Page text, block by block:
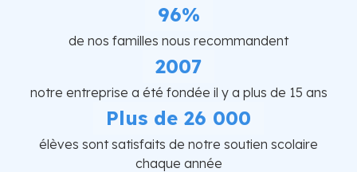
96%
de nos familles nous recommandent
2007
notre entreprise a été fondée il y a plus de 15 ans
Plus de 26 000
élèves sont satisfaits de notre soutien scolaire
chaque année